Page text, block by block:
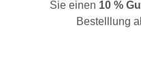
Sie einen 10 %
Bestelllung